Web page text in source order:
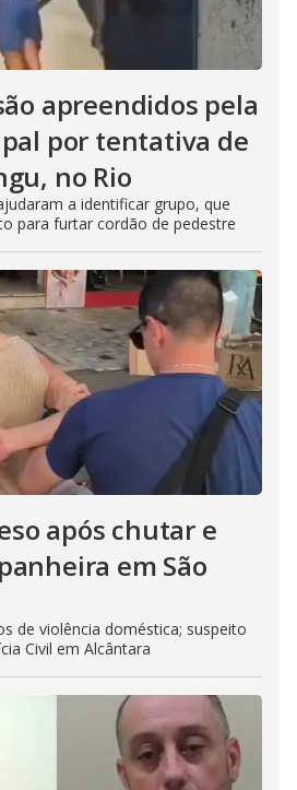
apreendidos pela
por tentativa de
no Rio
a identificar grupo, que
para furtar cordão de pedestre
após chutar e
em São
de violência doméstica; suspeito
Civil em Alcântara